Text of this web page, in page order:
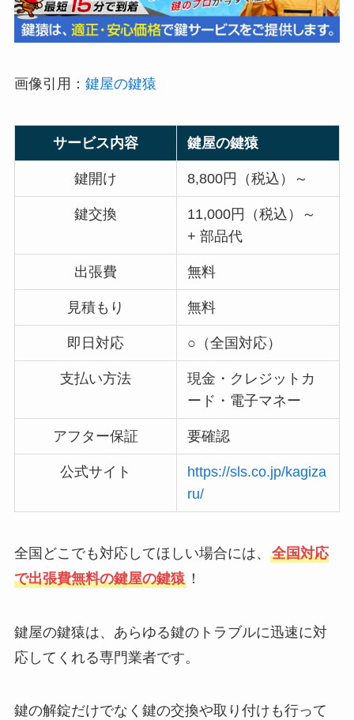
画像引用： 鍵屋の鍵猿
サービス内容 鍵屋の鍵猿
鍵開け 8,800円（税込）～
鍵交換
11,000円（税込）～
+ 部品代
出張費 無料
見積もり 無料
即日対応 ○（全国対応）
支払い方法
現金・クレジットカ
ード・電子マネー
アフター保証 要確認
公式サイト
https://sls.co.jp/kagiza
ru/
全国どこでも対応してほしい場合には、 全国対応
で出張費無料の鍵屋の鍵猿！
鍵屋の鍵猿は、あらゆる鍵のトラブルに迅速に対
応してくれる専門業者です。
鍵の解錠だけでなく鍵の交換や取り付けも行って